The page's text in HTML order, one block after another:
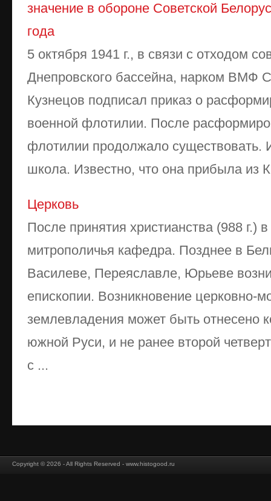
значение в обороне Советской
года
5 октября 1941 г., в связи с отходом
Днепровского бассейна, нарком ВМФ
Кузнецов подписал приказ о
военной флотилии. После
флотилии продолжало
школа. Известно, что она прибыла из
Церковь
После принятия христианства (988 г.)
митрополичья кафедра. Позднее в
Василеве, Переяславле, Юрьеве
епископии. Возникновение церковно-
землевладения может быть отнесено
южной Руси, и не ранее второй
с ...
Copyright © 2026 - All Rights Reserved - www.histogood.ru